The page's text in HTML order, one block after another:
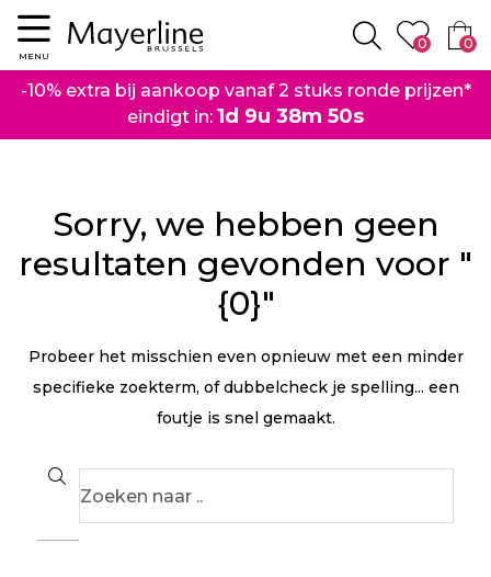
Menu
MENU Zoeken
0 0
-10% extra bij aankoop vanaf 2 stuks ronde prijzen*
eindigt in: 1d 9u 38m 50s
Sorry, we hebben geen
resultaten gevonden voor "
{0}"
Probeer het misschien even opnieuw met een minder
specifieke zoekterm, of dubbelcheck je spelling... een
foutje is snel gemaakt.
Search